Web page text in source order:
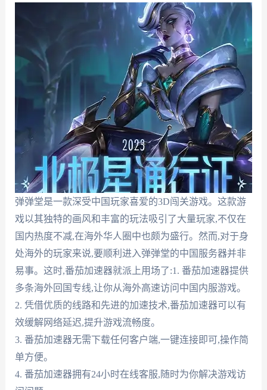
弹弹堂是一款深受中国玩家喜爱的3D闯关游戏。这款游
戏以其独特的画风和丰富的玩法吸引了大量玩家,不仅在
国内热度不减,在海外华人圈中也颇为盛行。然而,对于身
处海外的玩家来说,要顺利进入弹弹堂的中国服务器并非
易事。这时,番茄加速器就派上用场了:1. 番茄加速器提供
多条海外回国专线,让你从海外高速访问中国内服游戏。
2. 凭借优质的线路和先进的加速技术,番茄加速器可以有
效缓解网络延迟,提升游戏流畅度。
3. 番茄加速器无需下载任何客户端,一键连接即可,操作简
单方便。
4. 番茄加速器拥有24小时在线客服,随时为你解决游戏访